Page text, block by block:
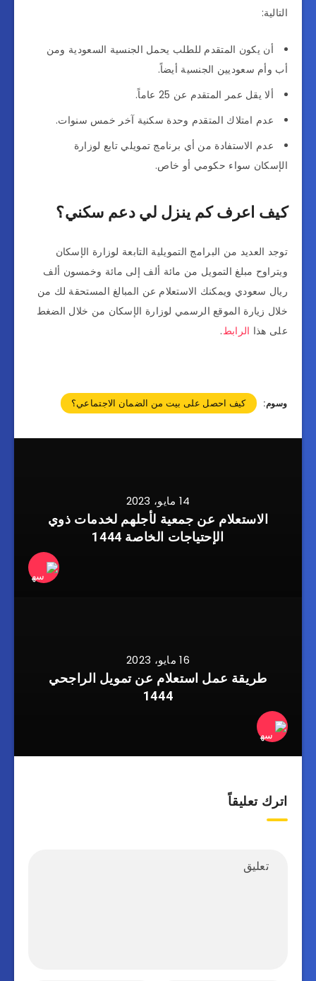
التالية:
أن يكون المتقدم للطلب يحمل الجنسية السعودية ومن
أب وأم سعوديين الجنسية أيضاً.
ألا يقل عمر المتقدم عن 25 عاماً.
عدم امتلاك المتقدم وحدة سكنية آخر خمس سنوات.
عدم الاستفادة من أي برنامج تمويلي تابع لوزارة
الإسكان سواء حكومي أو خاص.
كيف اعرف كم ينزل لي دعم سكني؟
توجد العديد من البرامج التمويلية التابعة لوزارة الإسكان
ويتراوح مبلغ التمويل من مائة ألف إلى مائة وخمسون ألف
ريال سعودي ويمكنك الاستعلام عن المبالغ المستحقة لك من
خلال زيارة الموقع الرسمي لوزارة الإسكان من خلال الضغط
على هذا الرابط.
وسوم: كيف احصل على بيت من الضمان الاجتماعي؟
14 مايو، 2023
الاستعلام عن جمعية لأجلهم لخدمات ذوي
الإحتياجات الخاصة 1444
16 مايو، 2023
طريقة عمل استعلام عن تمويل الراجحي
1444
اترك تعليقاً